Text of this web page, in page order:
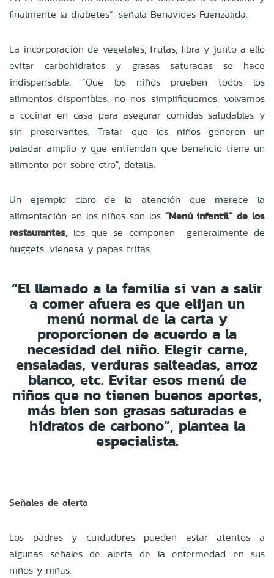
finalmente la diabetes”, señala Benavides Fuenzalida.
La incorporación de vegetales, frutas, fibra y junto a ello
evitar carbohidratos y grasas saturadas se hace
indispensable. “Que los niños prueben todos los
alimentos disponibles, no nos simplifiquemos, volvamos
a cocinar en casa para asegurar comidas saludables y
sin preservantes. Tratar que los niños generen un
paladar amplio y que entiendan que beneficio tiene un
alimento por sobre otro", detalla.
Un ejemplo claro de la atención que merece la
alimentación en los niños son los “Menú infantil” de los
restaurantes, los que se componen generalmente de
nuggets, vienesa y papas fritas.
“El llamado a la familia si van a salir
a comer afuera es que elijan un
menú normal de la carta y
proporcionen de acuerdo a la
necesidad del niño. Elegir carne,
ensaladas, verduras salteadas, arroz
blanco, etc. Evitar esos menú de
niños que no tienen buenos aportes,
más bien son grasas saturadas e
hidratos de carbono”, plantea la
especialista.
Señales de alerta
Los padres y cuidadores pueden estar atentos a
algunas señales de alerta de la enfermedad en sus
niños y niñas.